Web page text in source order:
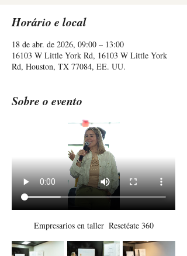
Horário e local
18 de abr. de 2026, 09:00 – 13:00
16103 W Little York Rd, 16103 W Little York
Rd, Houston, TX 77084, EE. UU.
Sobre o evento
Empresarios en taller  Resetéate 360